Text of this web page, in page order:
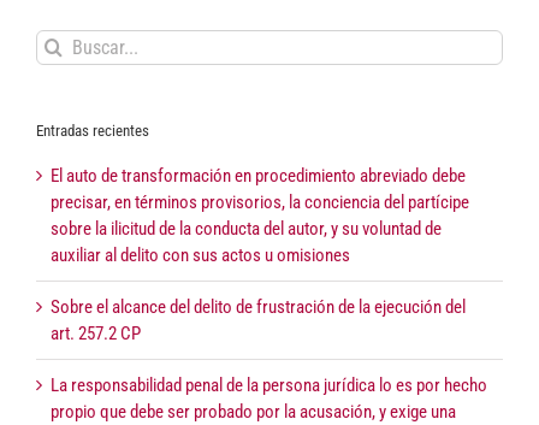
Buscar:
Entradas recientes
El auto de transformación en procedimiento abreviado debe
precisar, en términos provisorios, la conciencia del partícipe
sobre la ilicitud de la conducta del autor, y su voluntad de
auxiliar al delito con sus actos u omisiones
Sobre el alcance del delito de frustración de la ejecución del
art. 257.2 CP
La responsabilidad penal de la persona jurídica lo es por hecho
propio que debe ser probado por la acusación, y exige una